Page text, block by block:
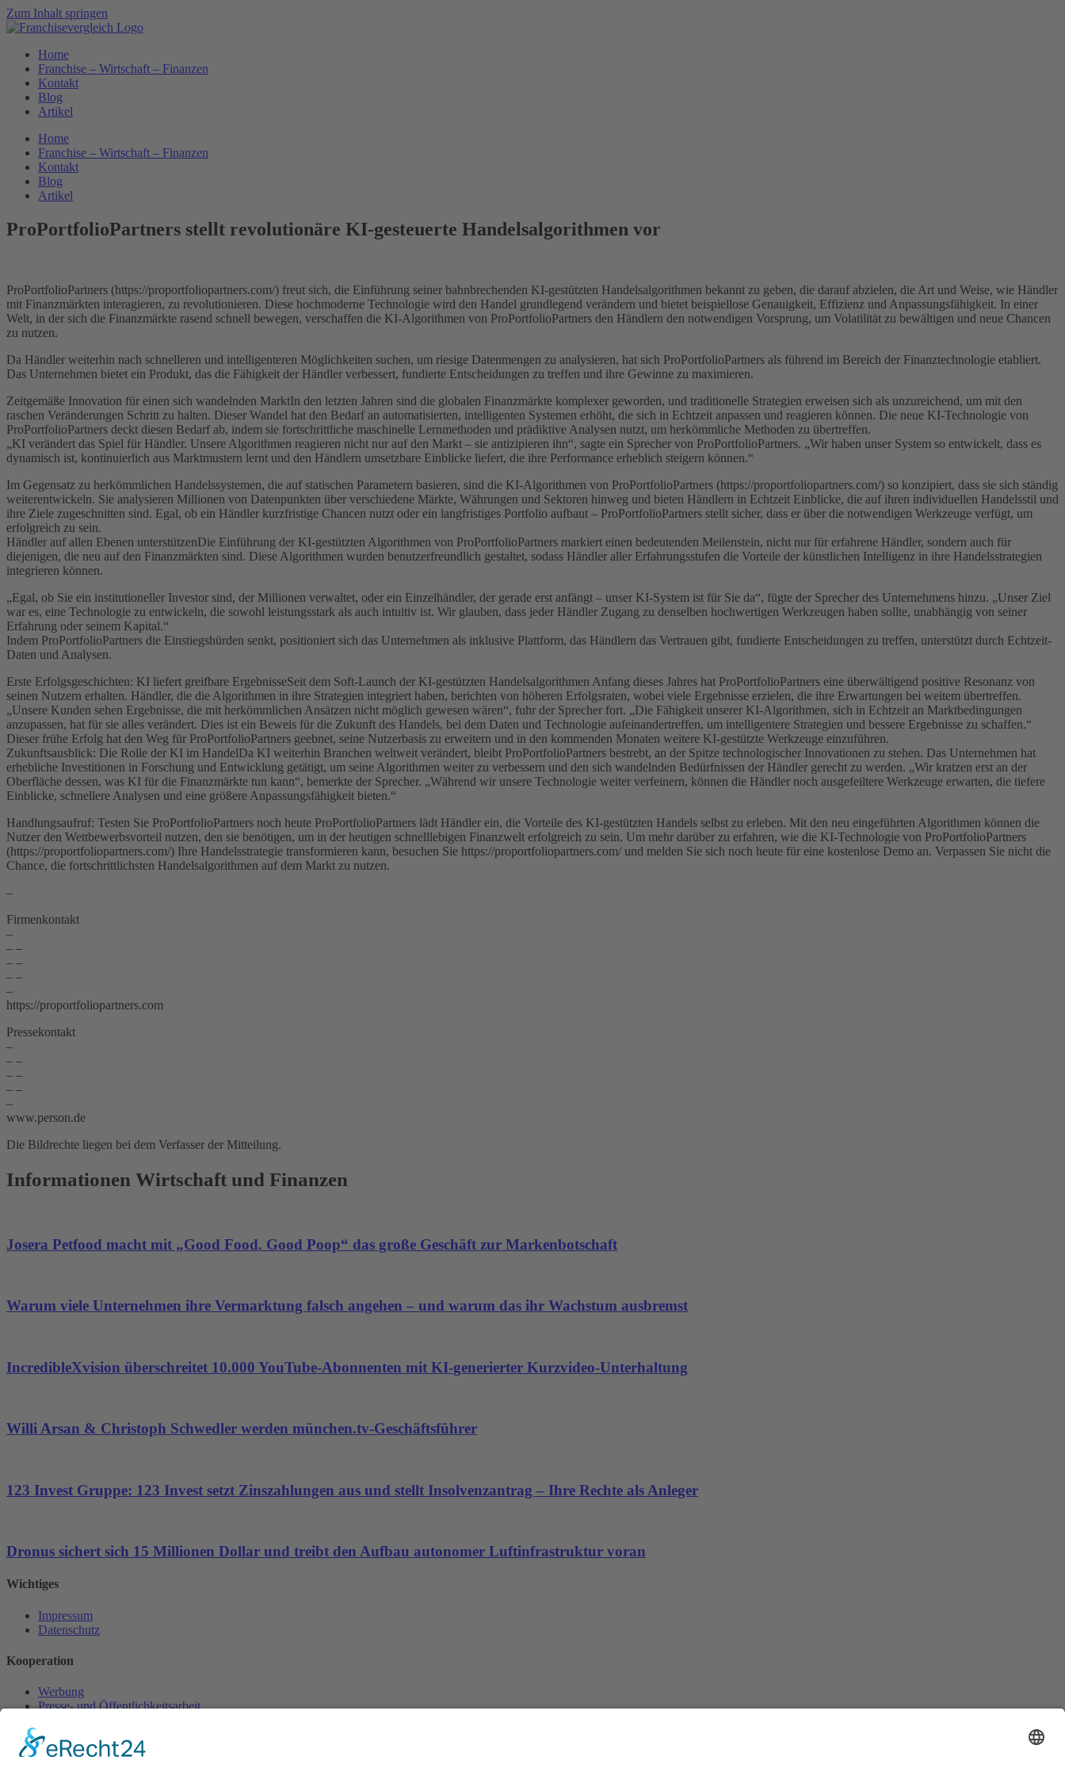
Zum Inhalt springen
Home
Franchise – Wirtschaft – Finanzen
Kontakt
Blog
Artikel
Home
Franchise – Wirtschaft – Finanzen
Kontakt
Blog
Artikel
ProPortfolioPartners stellt revolutionäre KI-gesteuerte Handelsalgorithmen vor
ProPortfolioPartners (https://proportfoliopartners.com/) freut sich, die Einführung seiner bahnbrechenden KI-gestützten Handelsalgorithmen bekannt zu geben, die darauf abzielen, die Art und Weise, wie Händler
mit Finanzmärkten interagieren, zu revolutionieren. Diese hochmoderne Technologie wird den Handel grundlegend verändern und bietet beispiellose Genauigkeit, Effizienz und Anpassungsfähigkeit. In einer
Welt, in der sich die Finanzmärkte rasend schnell bewegen, verschaffen die KI-Algorithmen von ProPortfolioPartners den Händlern den notwendigen Vorsprung, um Volatilität zu bewältigen und neue Chancen
zu nutzen.
Da Händler weiterhin nach schnelleren und intelligenteren Möglichkeiten suchen, um riesige Datenmengen zu analysieren, hat sich ProPortfolioPartners als führend im Bereich der Finanztechnologie etabliert.
Das Unternehmen bietet ein Produkt, das die Fähigkeit der Händler verbessert, fundierte Entscheidungen zu treffen und ihre Gewinne zu maximieren.
Zeitgemäße Innovation für einen sich wandelnden MarktIn den letzten Jahren sind die globalen Finanzmärkte komplexer geworden, und traditionelle Strategien erweisen sich als unzureichend, um mit den
raschen Veränderungen Schritt zu halten. Dieser Wandel hat den Bedarf an automatisierten, intelligenten Systemen erhöht, die sich in Echtzeit anpassen und reagieren können. Die neue KI-Technologie von
ProPortfolioPartners deckt diesen Bedarf ab, indem sie fortschrittliche maschinelle Lernmethoden und prädiktive Analysen nutzt, um herkömmliche Methoden zu übertreffen.
„KI verändert das Spiel für Händler. Unsere Algorithmen reagieren nicht nur auf den Markt – sie antizipieren ihn“, sagte ein Sprecher von ProPortfolioPartners. „Wir haben unser System so entwickelt, dass es
dynamisch ist, kontinuierlich aus Marktmustern lernt und den Händlern umsetzbare Einblicke liefert, die ihre Performance erheblich steigern können.“
Im Gegensatz zu herkömmlichen Handelssystemen, die auf statischen Parametern basieren, sind die KI-Algorithmen von ProPortfolioPartners (https://proportfoliopartners.com/) so konzipiert, dass sie sich ständig
weiterentwickeln. Sie analysieren Millionen von Datenpunkten über verschiedene Märkte, Währungen und Sektoren hinweg und bieten Händlern in Echtzeit Einblicke, die auf ihren individuellen Handelsstil und
ihre Ziele zugeschnitten sind. Egal, ob ein Händler kurzfristige Chancen nutzt oder ein langfristiges Portfolio aufbaut – ProPortfolioPartners stellt sicher, dass er über die notwendigen Werkzeuge verfügt, um
erfolgreich zu sein.
Händler auf allen Ebenen unterstützenDie Einführung der KI-gestützten Algorithmen von ProPortfolioPartners markiert einen bedeutenden Meilenstein, nicht nur für erfahrene Händler, sondern auch für
diejenigen, die neu auf den Finanzmärkten sind. Diese Algorithmen wurden benutzerfreundlich gestaltet, sodass Händler aller Erfahrungsstufen die Vorteile der künstlichen Intelligenz in ihre Handelsstrategien
integrieren können.
„Egal, ob Sie ein institutioneller Investor sind, der Millionen verwaltet, oder ein Einzelhändler, der gerade erst anfängt – unser KI-System ist für Sie da“, fügte der Sprecher des Unternehmens hinzu. „Unser Ziel
war es, eine Technologie zu entwickeln, die sowohl leistungsstark als auch intuitiv ist. Wir glauben, dass jeder Händler Zugang zu denselben hochwertigen Werkzeugen haben sollte, unabhängig von seiner
Erfahrung oder seinem Kapital.“
Indem ProPortfolioPartners die Einstiegshürden senkt, positioniert sich das Unternehmen als inklusive Plattform, das Händlern das Vertrauen gibt, fundierte Entscheidungen zu treffen, unterstützt durch Echtzeit-
Daten und Analysen.
Erste Erfolgsgeschichten: KI liefert greifbare ErgebnisseSeit dem Soft-Launch der KI-gestützten Handelsalgorithmen Anfang dieses Jahres hat ProPortfolioPartners eine überwältigend positive Resonanz von
seinen Nutzern erhalten. Händler, die die Algorithmen in ihre Strategien integriert haben, berichten von höheren Erfolgsraten, wobei viele Ergebnisse erzielen, die ihre Erwartungen bei weitem übertreffen.
„Unsere Kunden sehen Ergebnisse, die mit herkömmlichen Ansätzen nicht möglich gewesen wären“, fuhr der Sprecher fort. „Die Fähigkeit unserer KI-Algorithmen, sich in Echtzeit an Marktbedingungen
anzupassen, hat für sie alles verändert. Dies ist ein Beweis für die Zukunft des Handels, bei dem Daten und Technologie aufeinandertreffen, um intelligentere Strategien und bessere Ergebnisse zu schaffen.“
Dieser frühe Erfolg hat den Weg für ProPortfolioPartners geebnet, seine Nutzerbasis zu erweitern und in den kommenden Monaten weitere KI-gestützte Werkzeuge einzuführen.
Zukunftsausblick: Die Rolle der KI im HandelDa KI weiterhin Branchen weltweit verändert, bleibt ProPortfolioPartners bestrebt, an der Spitze technologischer Innovationen zu stehen. Das Unternehmen hat
erhebliche Investitionen in Forschung und Entwicklung getätigt, um seine Algorithmen weiter zu verbessern und den sich wandelnden Bedürfnissen der Händler gerecht zu werden. „Wir kratzen erst an der
Oberfläche dessen, was KI für die Finanzmärkte tun kann“, bemerkte der Sprecher. „Während wir unsere Technologie weiter verfeinern, können die Händler noch ausgefeiltere Werkzeuge erwarten, die tiefere
Einblicke, schnellere Analysen und eine größere Anpassungsfähigkeit bieten.“
Handlungsaufruf: Testen Sie ProPortfolioPartners noch heute ProPortfolioPartners lädt Händler ein, die Vorteile des KI-gestützten Handels selbst zu erleben. Mit den neu eingeführten Algorithmen können die
Nutzer den Wettbewerbsvorteil nutzen, den sie benötigen, um in der heutigen schnelllebigen Finanzwelt erfolgreich zu sein. Um mehr darüber zu erfahren, wie die KI-Technologie von ProPortfolioPartners
(https://proportfoliopartners.com/) Ihre Handelsstrategie transformieren kann, besuchen Sie https://proportfoliopartners.com/ und melden Sie sich noch heute für eine kostenlose Demo an. Verpassen Sie nicht die
Chance, die fortschrittlichsten Handelsalgorithmen auf dem Markt zu nutzen.
–
Firmenkontakt
–
– –
– –
– –
–
https://proportfoliopartners.com
Pressekontakt
–
– –
– –
– –
–
www.person.de
Die Bildrechte liegen bei dem Verfasser der Mitteilung.
Informationen Wirtschaft und Finanzen
Josera Petfood macht mit „Good Food. Good Poop“ das große Geschäft zur Markenbotschaft
Warum viele Unternehmen ihre Vermarktung falsch angehen – und warum das ihr Wachstum ausbremst
IncredibleXvision überschreitet 10.000 YouTube-Abonnenten mit KI-generierter Kurzvideo-Unterhaltung
Willi Arsan & Christoph Schwedler werden münchen.tv-Geschäftsführer
123 Invest Gruppe: 123 Invest setzt Zinszahlungen aus und stellt Insolvenzantrag – Ihre Rechte als Anleger
Dronus sichert sich 15 Millionen Dollar und treibt den Aufbau autonomer Luftinfrastruktur voran
Wichtiges
Impressum
Datenschutz
Kooperation
Werbung
Presse- und Öffentlichkeitsarbeit
Aktuelles